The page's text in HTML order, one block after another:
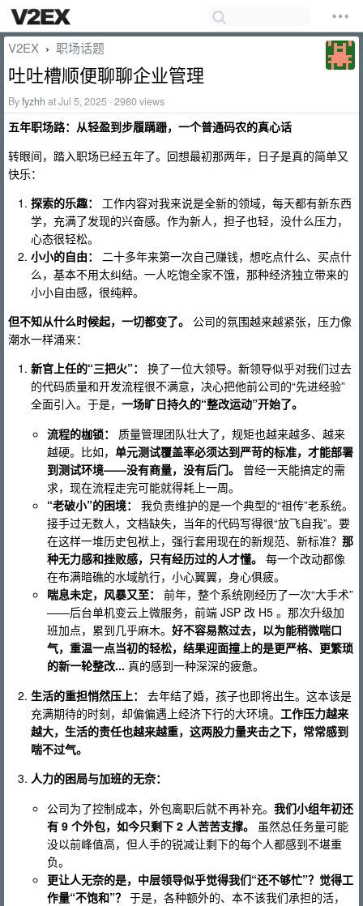
V2EX › 职场话题
吐吐槽顺便聊聊企业管理
Byfyzhh at Jul 5, 2025 · 2980 views
五年职场路：从轻盈到步履蹒跚，一个普通码农的真心话
转眼间，踏入职场已经五年了。回想最初那两年，日子是真的简单又
快乐：
探索的乐趣：
工作内容对我来说是全新的领域，每天都有新东西
学，充满了发现的兴奋感。作为新人，担子也轻，没什么压力，
心态很轻松。
小小的自由：
二十多年来第一次自己赚钱，想吃点什么、买点什
么，基本不用太纠结。一人吃饱全家不饿，那种经济独立带来的
小小自由感，很纯粹。
但不知从什么时候起，一切都变了。
公司的氛围越来越紧张，压力像
潮水一样涌来：
新官上任的“三把火”：
换了一位大领导。新领导似乎对我们过去
的代码质量和开发流程很不满意，决心把他前公司的“先进经验”
全面引入。于是， 一场旷日持久的“整改运动”开始了。
流程的枷锁：
质量管理团队壮大了，规矩也越来越多、越来
越硬。比如， 单元测试覆盖率必须达到严苛的标准，才能部署
到测试环境——没有商量，没有后门。
曾经一天能搞定的需
求，现在流程走完可能就得耗上一周。
“老破小”的困境：
我负责维护的是一个典型的“祖传”老系统。
接手过无数人，文档缺失，当年的代码写得很“放飞自我”。要
在这样一堆历史包袱上，强行套用现在的新规范、新标准？ 那
种无力感和挫败感，只有经历过的人才懂。 每一个改动都像
在布满暗礁的水域航行，小心翼翼，身心俱疲。
喘息未定，风暴又至：
前年，整个系统刚经历了一次“大手术”
——后台单机变云上微服务，前端 JSP 改 H5 。那次升级加
班加点，累到几乎麻木。 好不容易熬过去，以为能稍微喘口
气，重温一点当初的轻松，结果迎面撞上的是更严格、更繁琐
的新一轮整改... 真的感到一种深深的疲惫。
生活的重担悄然压上：
去年结了婚，孩子也即将出生。这本该是
充满期待的时刻，却偏偏遇上经济下行的大环境。 工作压力越来
越大，生活的责任也越来越重，这两股力量夹击之下，常常感到
喘不过气。
人力的困局与加班的无奈：
公司为了控制成本，外包离职后就不再补充。 我们小组年初还
有 9 个外包，如今只剩下 2 人苦苦支撑。
虽然总任务量可能
没以前峰值高，但人手的锐减让剩下的每个人都感到不堪重
负。
更让人无奈的是，中层领导似乎觉得我们“还不够忙”？觉得工
作量“不饱和”？ 于是，各种额外的、本不该我们承担的活，